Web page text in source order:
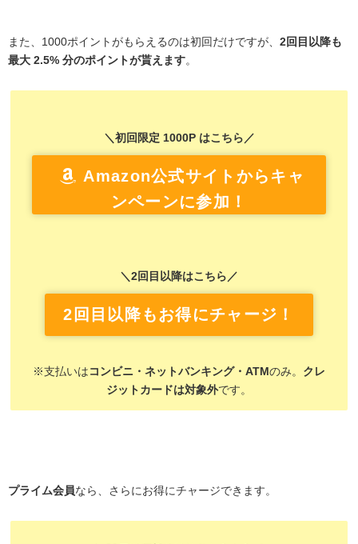
また、1000ポイントがもらえるのは初回だけですが、 2回目以降も
最大 2.5% 分のポイントが貰えます。
＼初回限定 1000P はこちら／
Amazon公式サイトからキャ
ンペーンに参加！
＼2回目以降はこちら／
2回目以降もお得にチャージ！
※支払いは コンビニ・ネットバンキング・ATMのみ。 クレ
ジットカードは対象外です。
プライム会員なら、さらにお得にチャージできます。